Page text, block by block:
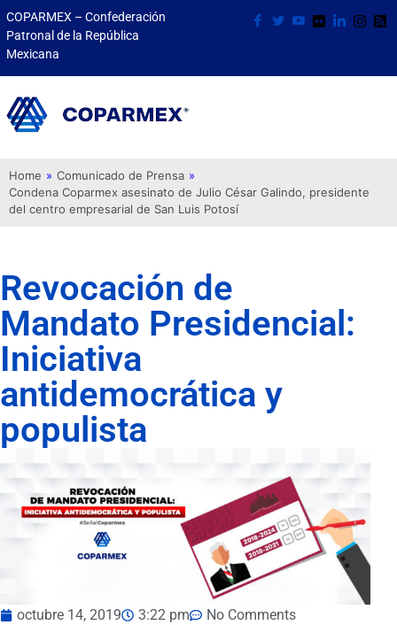
COPARMEX – Confederación
Patronal de la República
Mexicana
Home » Comunicado de Prensa »
Condena Coparmex asesinato de Julio César Galindo, presidente
del centro empresarial de San Luis Potosí
Revocación de
Mandato Presidencial:
Iniciativa
antidemocrática y
populista
octubre 14, 2019 3:22 pm
No Comments